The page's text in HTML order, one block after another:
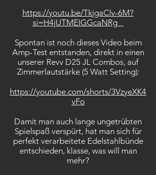
https://youtu.be/TkjgaClv-6M?
si=H4jUTMEIGGcaNRg_
Spontan ist noch dieses Video beim
Amp-Test entstanden, direkt in einen
unserer Revv D25 JL Combos, auf
Zimmerlautstärke (5 Watt Setting):
https://youtube.com/shorts/3VzyeXK4
vFo
Damit man auch lange ungetrübten
Spielspaß verspürt, hat man sich für
perfekt verarbeitete Edelstahlbünde
entschieden, klasse, was will man
mehr?